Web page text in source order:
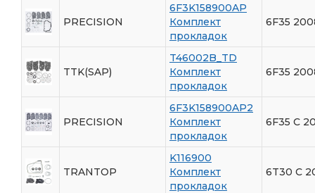
PRECISION
6F3K158900AP
Комплект
прокладок
6F35
TTK(SAP)
T46002B_TD
Комплект
прокладок
6F35
PRECISION
6F3K158900AP2
Комплект
прокладок
6F35 С
TRANTOP
K116900
Комплект
прокладок
6T30 С